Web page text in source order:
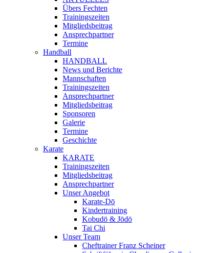
Übers Fechten
Trainingszeiten
Mitgliedsbeitrag
Ansprechpartner
Termine
Handball
HANDBALL
News und Berichte
Mannschaften
Trainingszeiten
Ansprechpartner
Mitgliedsbeitrag
Sponsoren
Galerie
Termine
Geschichte
Karate
KARATE
Trainingszeiten
Mitgliedsbeitrag
Ansprechpartner
Unser Angebot
Karate-Dō
Kindertraining
Kobudō & Jōdō
Tai Chi
Unser Team
Cheftrainer Franz Scheiner